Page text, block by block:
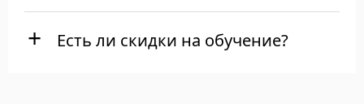
Есть ли скидки на обучение?